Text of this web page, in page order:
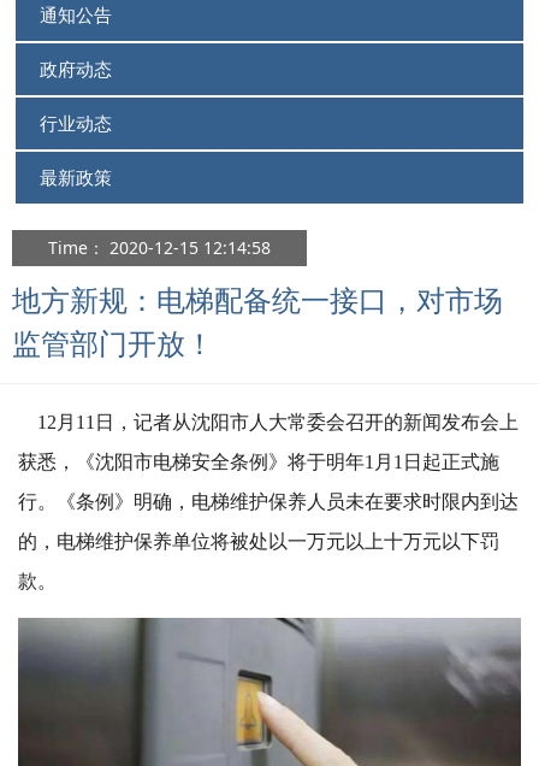
通知公告
政府动态
行业动态
最新政策
Time： 2020-12-15 12:14:58
地方新规：电梯配备统一接口，对市场
监管部门开放！
12月11日，记者从沈阳市人大常委会召开的新闻发布会上
获悉，《沈阳市电梯安全条例》将于明年1月1日起正式施
行。《条例》明确，电梯维护保养人员未在要求时限内到达
的，电梯维护保养单位将被处以一万元以上十万元以下罚
款。